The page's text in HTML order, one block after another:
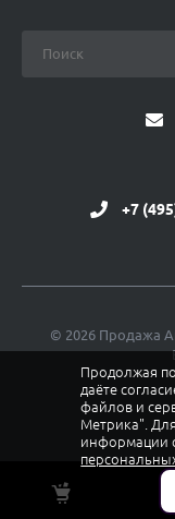
+7
© 2026 Продажа
Продолжая
даёте
файлов и
Метрика".
информации